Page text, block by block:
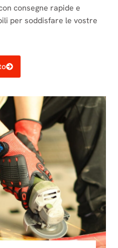
consegne rapide e
per soddisfare le vostre